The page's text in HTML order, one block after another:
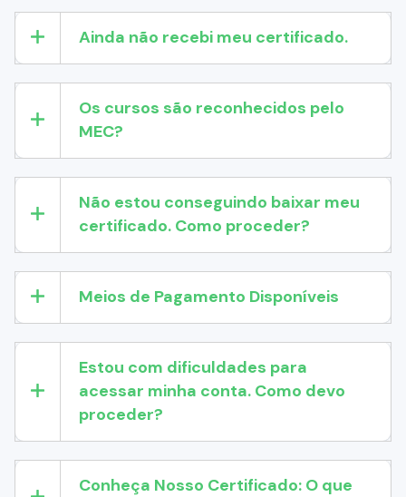
Ainda não recebi meu certificado.
Os cursos são reconhecidos pelo
MEC?
Não estou conseguindo baixar meu
certificado. Como proceder?
Meios de Pagamento Disponíveis
Estou com dificuldades para
acessar minha conta. Como devo
proceder?
Conheça Nosso Certificado: O que